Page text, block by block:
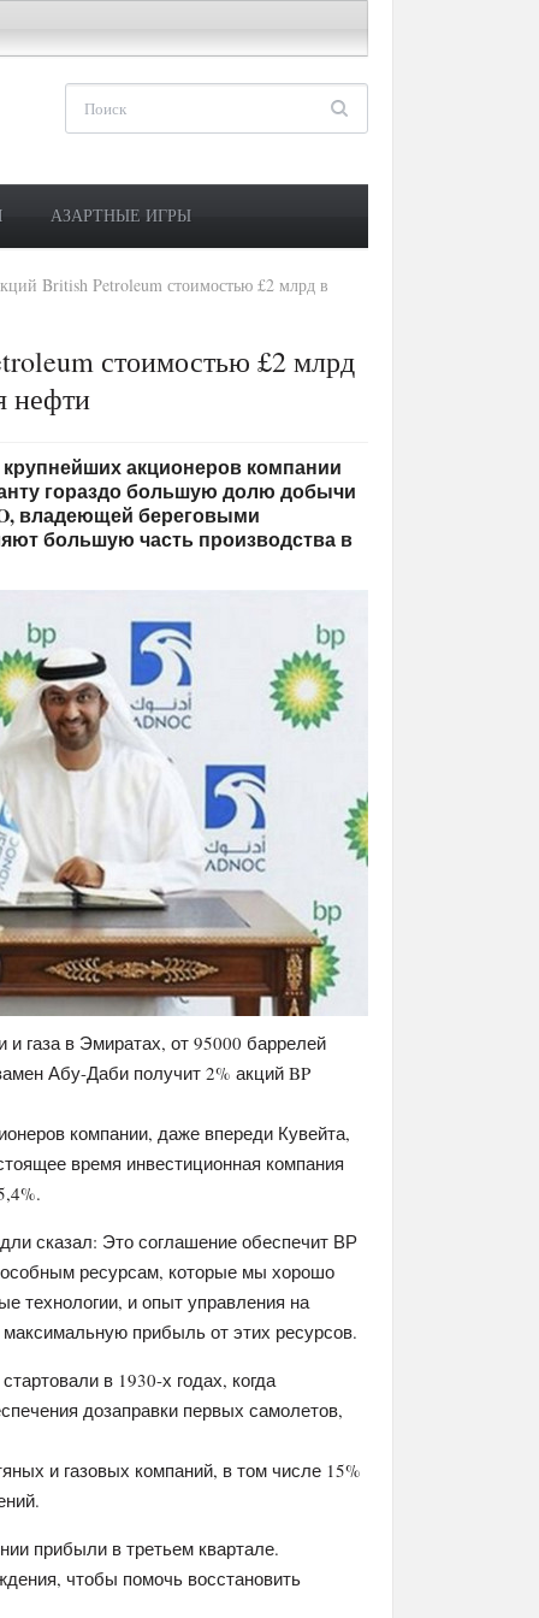
АЗАРТНЫЕ ИГРЫ
British Petroleum стоимостью £2 млрд в
стоимостью £2 млрд
нефти
крупнейших акционеров компании
гораздо большую долю добычи
владеющей береговыми
большую часть производства в
газа в Эмиратах, от 95000 баррелей
Абу-Даби получит 2% акций BP
компании, даже впереди Кувейта,
время инвестиционная компания
сказал: Это соглашение обеспечит ВР
ресурсам, которые мы хорошо
технологии, и опыт управления на
прибыль от этих ресурсов.
в 1930-х годах, когда
дозаправки первых самолетов,
и газовых компаний, в том числе 15%
прибыли в третьем квартале.
чтобы помочь восстановить